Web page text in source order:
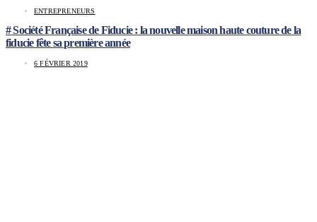
ENTREPRENEURS
# Société Française de Fiducie : la nouvelle maison haute couture de la
fiducie fête sa première année
6 FÉVRIER 2019